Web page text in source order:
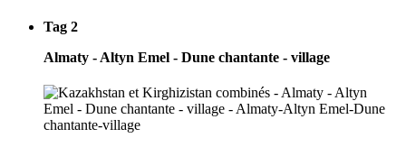
Tag 2
Almaty - Altyn Emel - Dune chantante - village